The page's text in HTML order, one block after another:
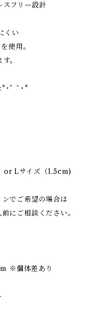
フリー設計
くい
使用。
。
･゜ﾟ･*
or Lサイズ（1.5cm)
でご希望の場合は
にご相談ください。
個体差あり